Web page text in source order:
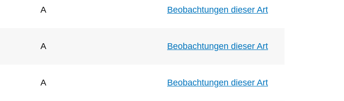
A Beobachtungen dieser Art
A Beobachtungen dieser Art
A Beobachtungen dieser Art